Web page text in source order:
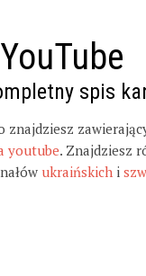
spis
youtube. Znajdziesz
ukraińskich i